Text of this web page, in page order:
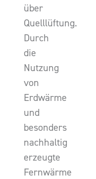
über
Quelllüftung.
Durch
die
Nutzung
von
Erdwärme
und
besonders
nachhaltig
erzeugte
Fernwärme